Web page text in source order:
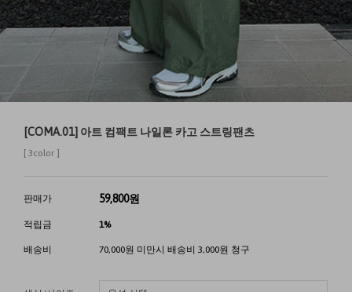
[COMA.01] 아트 컴팩트 나일론 카고 스트링팬츠
[ 3color ]
판매가 59,800원
적립금 1%
배송비 70,000원 미만시 배송비 3,000원 청구